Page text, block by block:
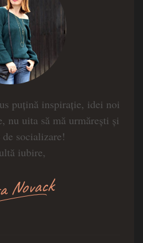
puțină inspirație, idei noi
nu uita să mă urmărești și
socializare!
iubire,
Novack